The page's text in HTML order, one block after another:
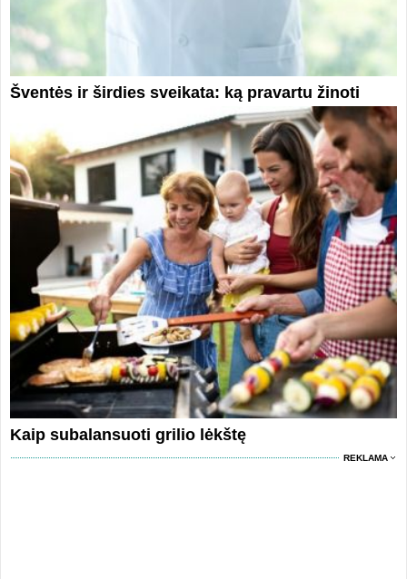
Šventės ir širdies sveikata: ką pravartu žinoti
Kaip subalansuoti grilio lėkštę
REKLAMA